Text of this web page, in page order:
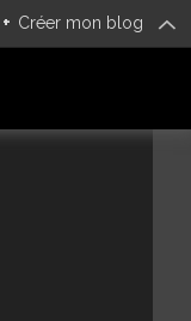
+ Créer mon blog